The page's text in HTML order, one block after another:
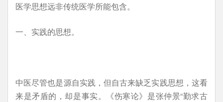
医学思想远非传统医学所能包含。
一、实践的思想。
中医尽管也是源自实践，但自古来缺乏实践思想，这看
来是矛盾的，却是事实。《伤寒论》是张仲景“勤求古